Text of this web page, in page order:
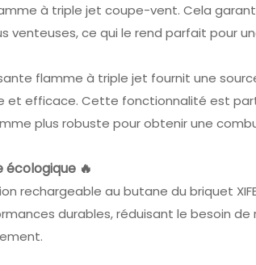
à triple jet coupe-vent. Cela
venteuses, ce qui le rend parfait pour
flamme à triple jet fournit une
et efficace. Cette fonctionnalité est
plus robuste pour obtenir une
🔥
rechargeable au butane du briquet
durables, réduisant le besoin